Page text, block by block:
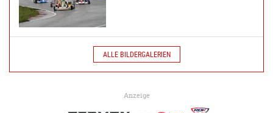
ALLE BILDERGALERIEN
Anzeige